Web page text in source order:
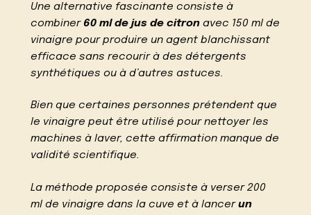
Une alternative fascinante consiste à
combiner60 ml de jus de citron avec 150 ml de
vinaigre pour produire un agent blanchissant
efficace sans recourir à des détergents
synthétiques ou à d’autres astuces.
Bien que certaines personnes prétendent que
le vinaigre peut être utilisé pour nettoyer les
machines à laver, cette affirmation manque de
validité scientifique.
La méthode proposée consiste à verser 200
ml de vinaigre dans la cuve et à lancerun